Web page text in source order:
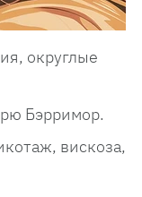
округлые
Бэрримор.
вискоза,